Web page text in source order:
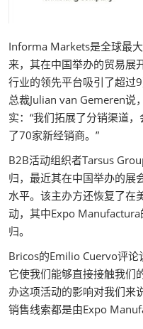
Informa Markets是全球最
来，其在中国举办的贸易展
行业的领先平台吸引了超过
总裁Julian van Gemeren说
实：“我们拓展了分销渠道
了70家新经销商。”
B2B活动组织者Tarsus
归，最近其在中国举办的展
水平。该主办方还恢复了在
动，其中Expo
归。
Bricos的Emilio Cuervo评论
它使我们能够直接接触我们
办这项活动的影响对我们来
销售线索都是由Expo